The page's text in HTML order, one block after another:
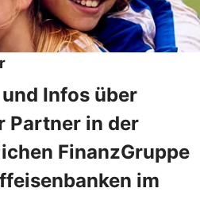
Infos über
Partner in der
FinanzGruppe
im